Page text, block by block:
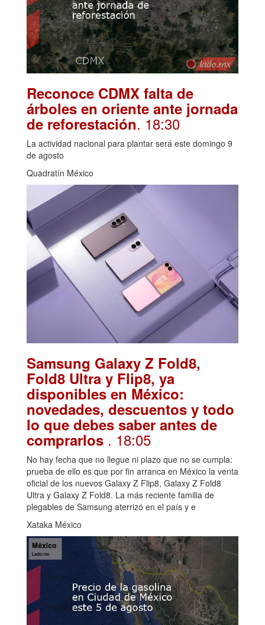
Reconoce CDMX falta de
árboles en oriente ante jornada
de reforestación. 18:30
La actividad nacional para plantar será este domingo 9
de agosto
Quadratín México
Samsung Galaxy Z Fold8,
Fold8 Ultra y Flip8, ya
disponibles en México:
novedades, descuentos y todo
lo que debes saber antes de
comprarlos . 18:05
No hay fecha que no llegue ni plazo que no se cumpla:
prueba de ello es que por fin arranca en México la venta
oficial de los nuevos Galaxy Z Flip8, Galaxy Z Fold8
Ultra y Galaxy Z Fold8. La más reciente familia de
plegables de Samsung aterrizó en el país y e
Xataka México